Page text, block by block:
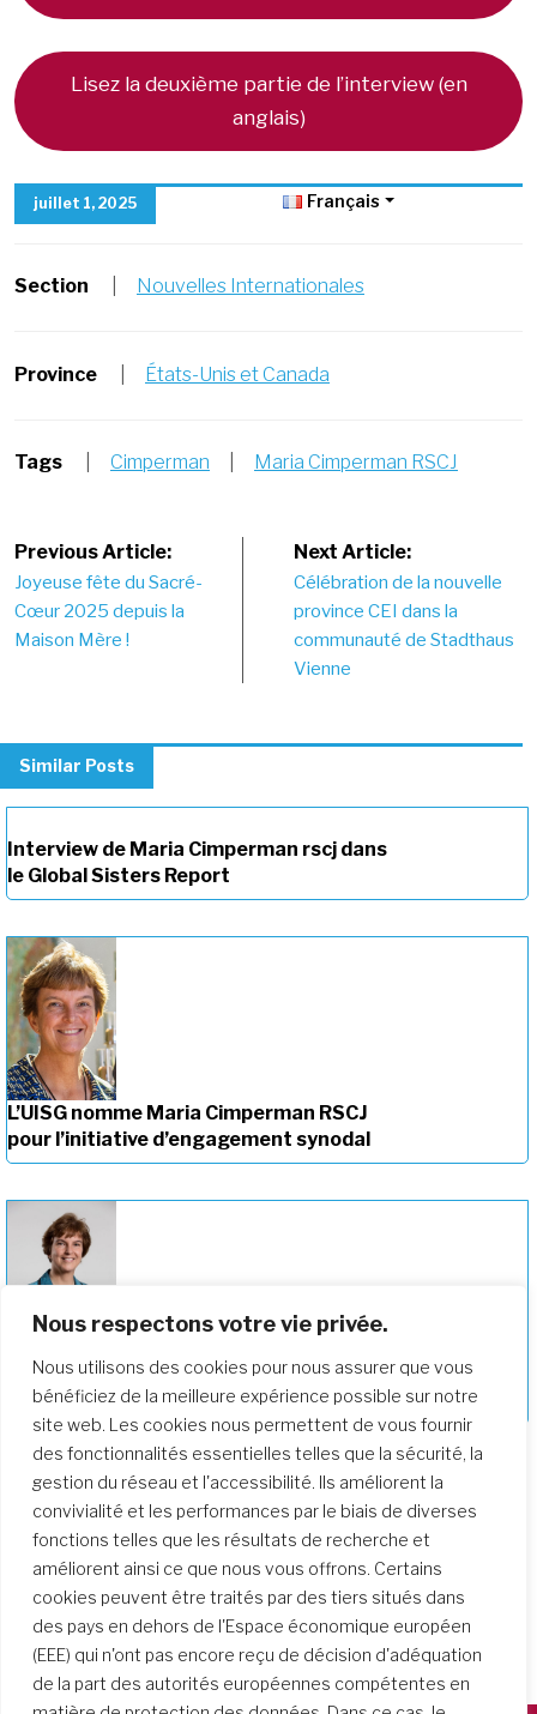
Nous respectons votre vie privée.
Nous utilisons des cookies pour nous assurer que vous
bénéficiez de la meilleure expérience possible sur notre
site web. Les cookies nous permettent de vous fournir
des fonctionnalités essentielles telles que la sécurité, la
gestion du réseau et l'accessibilité. Ils améliorent la
convivialité et les performances par le biais de diverses
fonctions telles que les résultats de recherche et
améliorent ainsi ce que nous vous offrons. Certains
cookies peuvent être traités par des tiers situés dans
des pays en dehors de l'Espace économique européen
(EEE) qui n'ont pas encore reçu de décision d'adéquation
de la part des autorités européennes compétentes en
Lisez la deuxième partie de l’interview (en
anglais)
juillet 1, 2025 Français
Section Nouvelles Internationales
Province États-Unis et Canada
Tags Cimperman Maria Cimperman RSCJ
Post
navigation
Previous Article:
Joyeuse fête du Sacré-
Cœur 2025 depuis la
Maison Mère !
Next Article:
Célébration de la nouvelle
province CEI dans la
communauté de Stadthaus
Vienne
Similar Posts
Interview de Maria Cimperman rscj dans
le Global Sisters Report
L’UISG nomme Maria Cimperman RSCJ
pour l’initiative d’engagement synodal
Synode sur la synodalitè en octobre
2023